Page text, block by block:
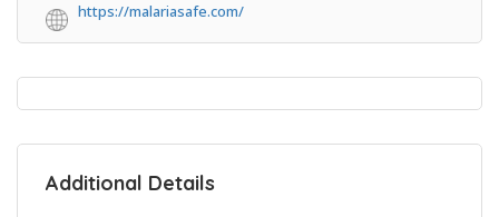
https://malariasafe.com/
Additional Details